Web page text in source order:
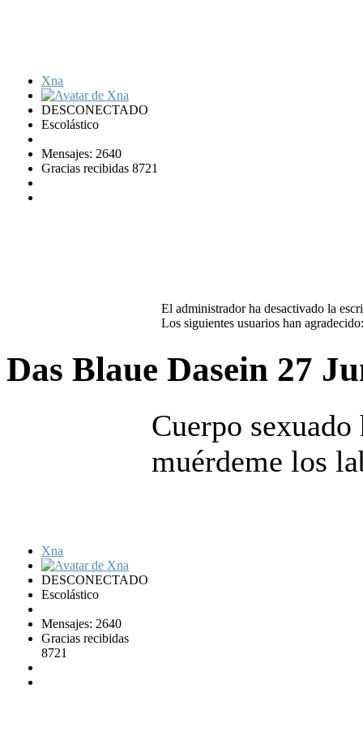
Xna
DESCONECTADO
Escolástico
Mensajes: 2640
Gracias recibidas 8721
El administrador ha desactivado la
Los siguientes usuarios han
Das Blaue Dasein 27
Xna
DESCONECTADO
Escolástico
Mensajes: 2640
Gracias recibidas
8721
Cuerpo
muérdeme los